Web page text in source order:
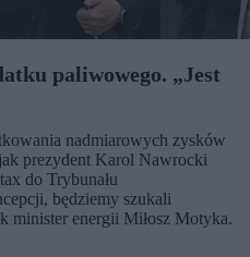
paliwowego. „Jest
nadmiarowych zysków
prezydent Karol Nawrocki
do Trybunału
będziemy szukali
minister energii Miłosz Motyka.